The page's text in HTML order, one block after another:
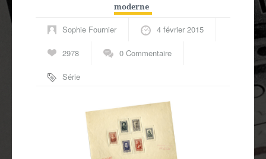
moderne
Sophie Fournier 4 février 2015
2978 0 Commentaire
Série